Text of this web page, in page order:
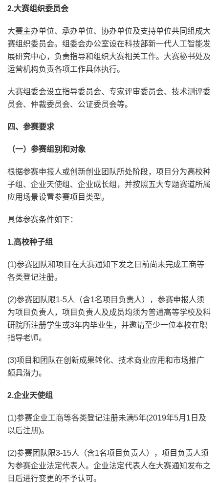
2.大赛组织委员会
大赛主办单位、承办单位、协办单位及支持单位共同组成大
赛组织委员会。组委会办公室设在科技部新一代人工智能发
展研究中心，负责指导和组织大赛相关工作。大赛秘书处及
运营机构负责各项工作具体执行。
大赛组委会设立指导委员会、专家评审委员会、技术测评委
员会、仲裁委员会、公证委员会等。
四、参赛要求
（一）参赛组别和对象
根据参赛申报人或创新创业团队所处阶段，项目分为高校种
子组、企业天使组、企业成长组，并按照五大专题赛道所属
应用场景设置参赛项目类型。
具体参赛条件如下：
1.高校种子组
(1)参赛团队和项目在大赛通知下发之日前尚未完成工商等
各类登记注册。
(2)参赛团队限1-5人（含1名项目负责人），参赛申报人须
为项目负责人，项目负责人及成员均须为普通高等学校及科
研院所注册学生或3年内毕业生，并邀请至少一位本校在职
指导老师。
(3)项目和团队在创新成果转化、技术商业应用和市场推广
颇具潜力。
2.企业天使组
(1)参赛企业工商等各类登记注册未满5年(2019年5月1日及
以后注册)。
(2)参赛团队限3-15人（含1名项目负责人），项目负责人须
为参赛企业法定代表人。企业法定代表人在大赛通知发布之
日后进行变更的不予认可。